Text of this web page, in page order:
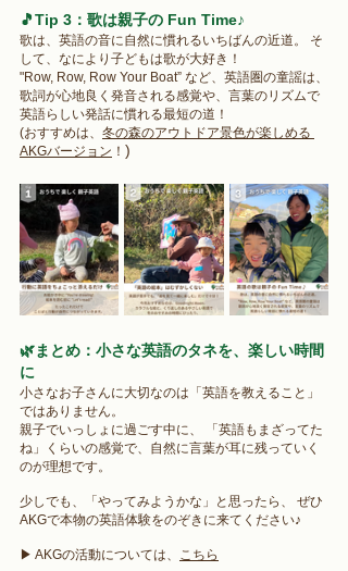
🎵Tip 3：歌は親子の Fun Time♪
歌は、英語の音に自然に慣れるいちばんの近道。 そ
して、なにより子どもは歌が大好き！
"Row, Row, Row Your Boat” など、英語圏の童謡は、
歌詞が心地良く発音される感覚や、言葉のリズムで
英語らしい発話に慣れる最短の道！
(おすすめは、 冬の森のアウトドア景色が楽しめる
AKGバージョン ！ )
🌿まとめ：小さな英語のタネを、楽しい時間
に
小さなお子さんに大切なのは「英語を教えること」
ではありません。
親子でいっしょに過ごす中に、 「英語もまざってた
ね」くらいの感覚で、自然に言葉が耳に残っていく
のが理想です。
少しでも、「やってみようかな」と思ったら、 ぜひ
AKGで本物の英語体験をのぞきに来てください♪
▶ AKGの活動については、 こちら